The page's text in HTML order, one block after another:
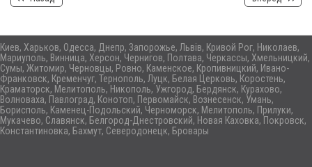
Киев, Харьков, Одесса, Днепр, Запорожье, Львів, Кривой Рог, Николаев,
Мариуполь, Винница, Херсон, Чернигов, Полтава, Черкассы, Хмельницкий,
Сумы, Житомир, Черновцы, Ровно, Каменское, Кропивницкий, Ивано-
Франковск, Кременчуг, Тернополь, Луцк, Белая Церковь, Коростень,
Краматорск, Мелитополь, Никополь, Ужгород, Бердянск, Курахово,
Волноваха, Павлоград, Конотоп, Первомайск, Вознесенск, Умань,
Борисполь, Каменец-Подольский, Черноморск, Мелитополь, Прилуки,
Мукачево, Славянск, Белгород-Днестровский, Новая Каховка, Покровск,
Константиновка, Бахмут, Северодонецк, Бровары